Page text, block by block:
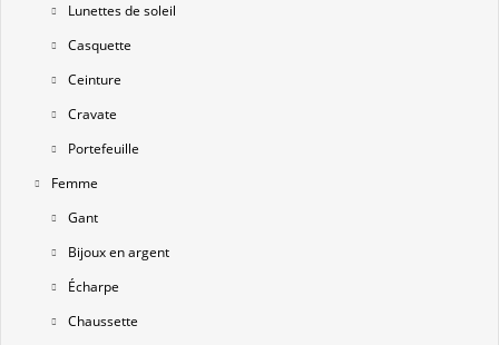
Lunettes de soleil
Casquette
Ceinture
Cravate
Portefeuille
Femme
Gant
Bijoux en argent
Écharpe
Chaussette